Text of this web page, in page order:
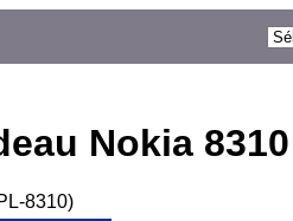
Nokia 8310
8310)